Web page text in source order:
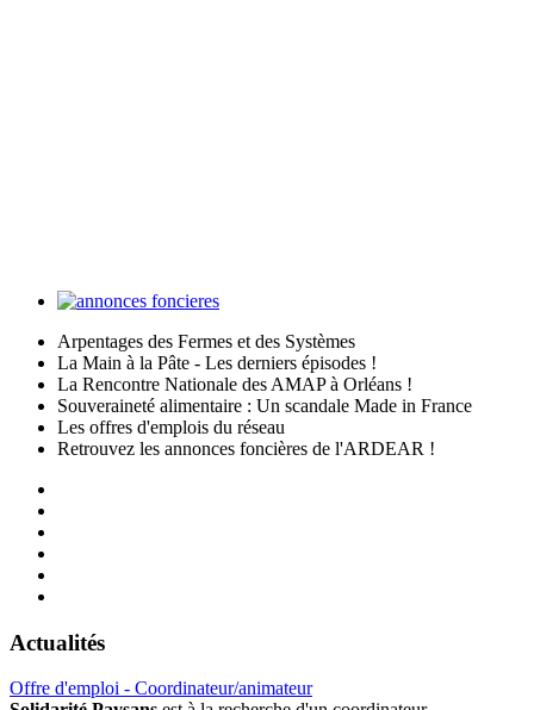
Arpentages des Fermes et des Systèmes
La Main à la Pâte - Les derniers épisodes !
La Rencontre Nationale des AMAP à Orléans !
Souveraineté alimentaire : Un scandale Made in France
Les offres d'emplois du réseau
Retrouvez les annonces foncières de l'ARDEAR !
Actualités
Offre d'emploi - Coordinateur/animateur